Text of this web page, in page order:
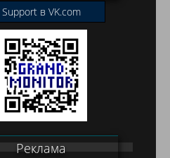
Support в VK.com
Реклама